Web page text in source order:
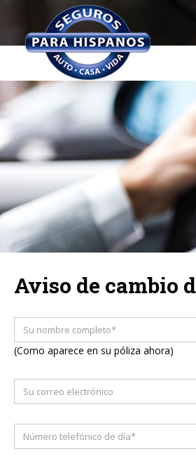
Aviso de cambio
(Como aparece en su póliza ahora)